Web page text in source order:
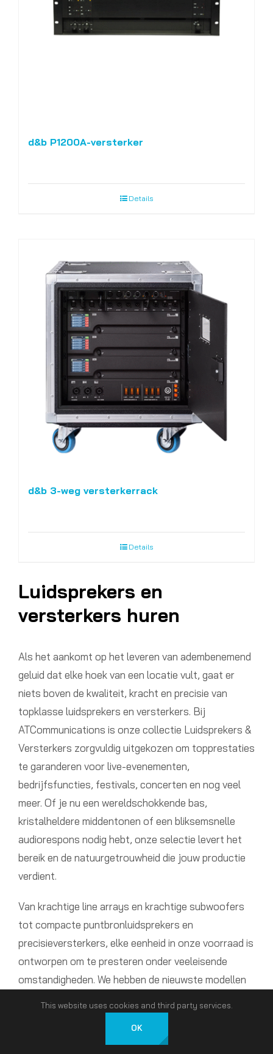
d&b P1200A-versterker
Details
d&b 3-weg versterkerrack
Details
Luidsprekers en
versterkers huren
Als het aankomt op het leveren van adembenemend
geluid dat elke hoek van een locatie vult, gaat er
niets boven de kwaliteit, kracht en precisie van
topklasse luidsprekers en versterkers. Bij
ATCommunications is onze collectie Luidsprekers &
Versterkers zorgvuldig uitgekozen om topprestaties
te garanderen voor live-evenementen,
bedrijfsfuncties, festivals, concerten en nog veel
meer. Of je nu een wereldschokkende bas,
kristalheldere middentonen of een bliksemsnelle
audiorespons nodig hebt, onze selectie levert het
bereik en de natuurgetrouwheid die jouw productie
verdient.
Van krachtige line arrays en krachtige subwoofers
tot compacte puntbronluidsprekers en
precisieversterkers, elke eenheid in onze voorraad is
ontworpen om te presteren onder veeleisende
omstandigheden. We hebben de nieuwste modellen
configuraties die passen bij de grootte van uw zaal,
de verwachtingen van het publiek en de akoestische
This website uses cookies and third party services.
OK